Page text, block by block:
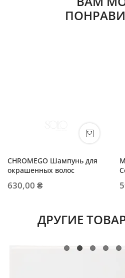
CHROMEGO Шампунь для
окрашенных волос
630,00 ₴
ДРУГИЕ